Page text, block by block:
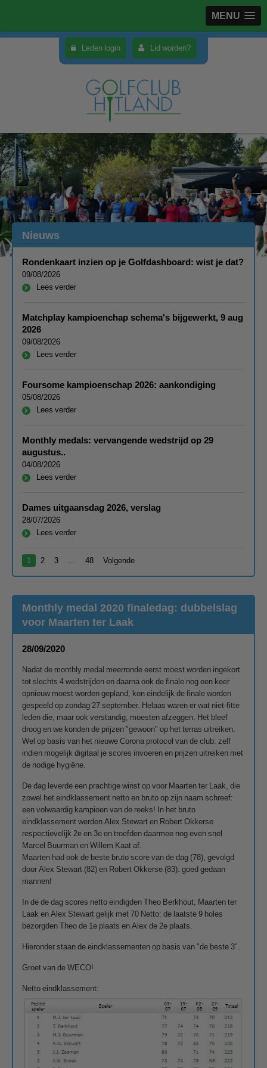
MENU
Leden login Lid worden?
Nieuws
Rondenkaart inzien op je Golfdashboard: wist je dat?
09/08/2026
Lees verder
Matchplay kampioenchap schema's bijgewerkt, 9 aug
2026
09/08/2026
Lees verder
Foursome kampioenschap 2026: aankondiging
05/08/2026
Lees verder
Monthly medals: vervangende wedstrijd op 29
augustus..
04/08/2026
Lees verder
Dames uitgaansdag 2026, verslag
28/07/2026
Lees verder
1 2 3 48 Volgende
Monthly medal 2020 finaledag: dubbelslag
voor Maarten ter Laak
28/09/2020
Nadat de monthly medal meerronde eerst moest worden ingekort
tot slechts 4 wedstrijden en daarna ook de finale nog een keer
opnieuw moest worden gepland, kon eindelijk de finale worden
gespeeld op zondag 27 september. Helaas waren er wat niet-fitte
leden die, maar ook verstandig, moesten afzeggen. Het bleef
droog en we konden de prijzen "gewoon" op het terras uitreiken.
Wel op basis van het nieuwe Corona protocol van de club: zelf
indien mogelijk digitaal je scores invoeren en prijzen uitreiken met
de nodige hygiëne.
De dag leverde een prachtige winst op voor Maarten ter Laak, die
zowel het eindklassement netto en bruto op zijn naam schreef:
een volwaardig kampioen van de reeks! In het bruto
eindklassement werden Alex Stewart en Robert Okkerse
respectievelijk 2e en 3e en troefden daarmee nog even snel
Marcel Buurman en Willem Kaat af.
Maarten had ook de beste bruto score van de dag (78), gevolgd
door Alex Stewart (82) en Robert Okkerse (83): goed gedaan
mannen!
In de de dag scores netto eindigden Theo Berkhout, Maarten ter
Laak en Alex Stewart gelijk met 70 Netto: de laatste 9 holes
bezorgden Theo de 1e plaats en Alex de 2e plaats.
Hieronder staan de eindklassementen op basis van "de beste 3".
Groet van de WECO!
Netto eindklassement: